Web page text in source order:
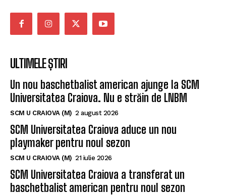
ULTIMELE ȘTIRI
Un nou baschetbalist american ajunge la SCM
Universitatea Craiova. Nu e străin de LNBM
SCM U CRAIOVA (M) 2 august 2026
SCM Universitatea Craiova aduce un nou
playmaker pentru noul sezon
SCM U CRAIOVA (M) 21 iulie 2026
SCM Universitatea Craiova a transferat un
baschetbalist american pentru noul sezon